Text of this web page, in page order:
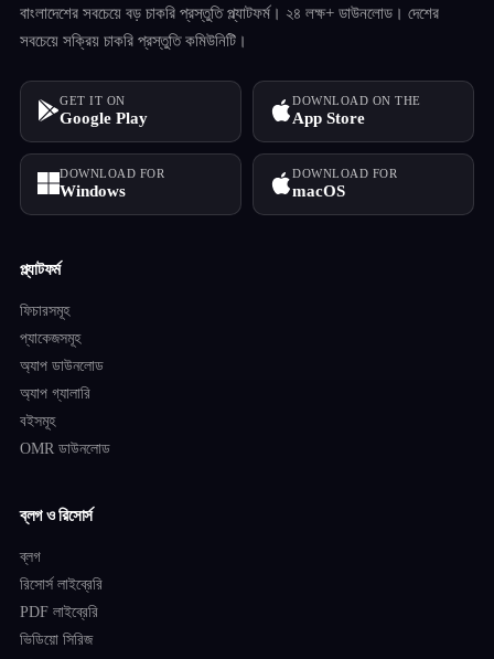
বাংলাদেশের সবচেয়ে বড় চাকরি প্রস্তুতি প্ল্যাটফর্ম। ২৪ লক্ষ+ ডাউনলোড। দেশের
সবচেয়ে সক্রিয় চাকরি প্রস্তুতি কমিউনিটি।
GET IT ON
Google Play
DOWNLOAD ON THE
App Store
DOWNLOAD FOR
Windows
DOWNLOAD FOR
macOS
প্ল্যাটফর্ম
ফিচারসমূহ
প্যাকেজসমূহ
অ্যাপ ডাউনলোড
অ্যাপ গ্যালারি
বইসমূহ
OMR ডাউনলোড
ব্লগ ও রিসোর্স
ব্লগ
রিসোর্স লাইব্রেরি
PDF লাইব্রেরি
ভিডিয়ো সিরিজ